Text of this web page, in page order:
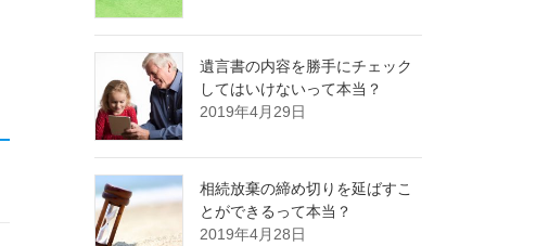
遺言書の内容を勝手にチェック
してはいけないって本当？
2019年4月29日
相続放棄の締め切りを延ばすこ
とができるって本当？
2019年4月28日